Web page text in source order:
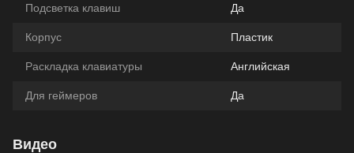
Подсветка клавиш Да
Корпус Пластик
Раскладка клавиатуры Английская
Для геймеров Да
Видео